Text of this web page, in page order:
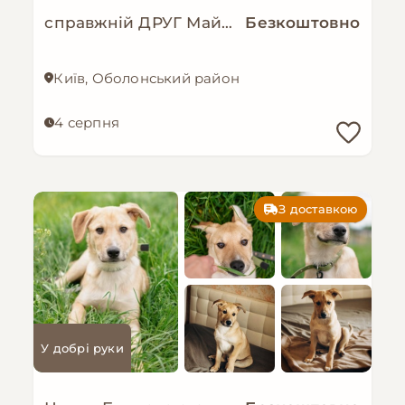
справжній ДРУГ Майкі шукає родину! Безкоштовно
Київ, Оболонський район
4 серпня
З доставкою
У добрі руки